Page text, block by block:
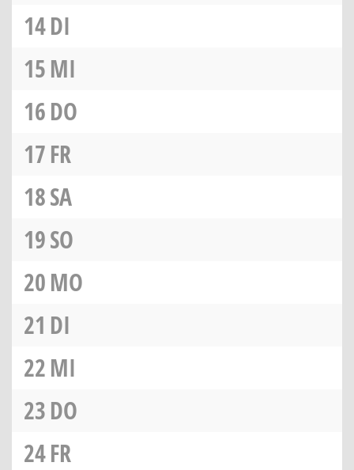
14DI
15MI
16DO
17FR
18SA
19SO
20MO
21 DI
22MI
23DO
24FR